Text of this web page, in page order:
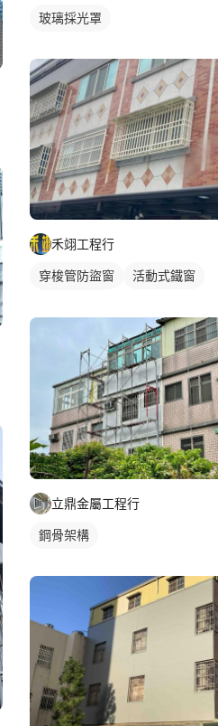
玻璃採光罩
禾翊工程行
穿梭管防盜窗
活動式鐵窗
立鼎金屬工程行
鋼骨架構